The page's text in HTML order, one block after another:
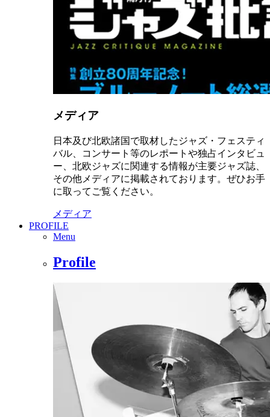
メディア
日本及び北欧諸国で取材したジャズ・フェスティ
バル、コンサート等のレポートや独占インタビュ
ー、北欧ジャズに関連する情報が主要ジャズ誌、
その他メディアに掲載されております。ぜひお手
に取ってご覧ください。
メディア
PROFILE
Menu
Profile